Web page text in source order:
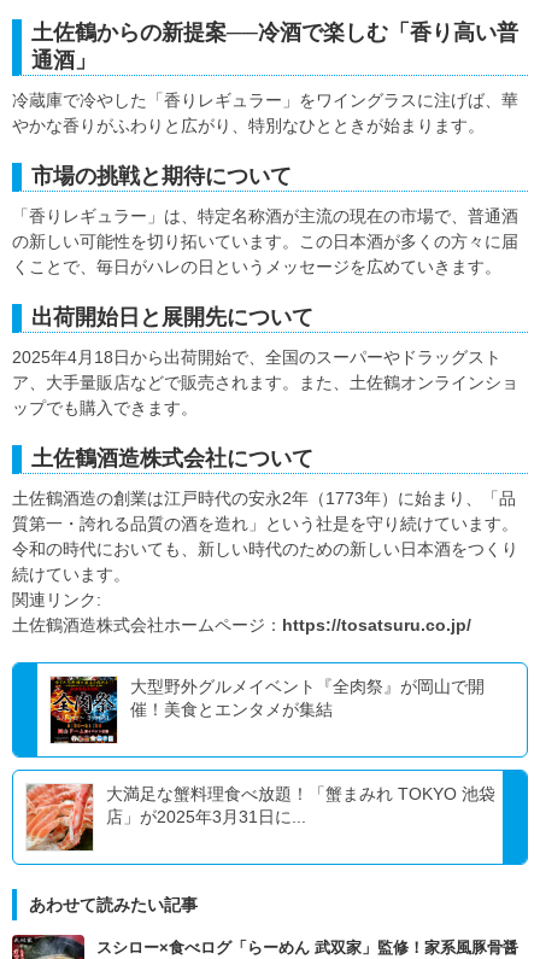
土佐鶴からの新提案──冷酒で楽しむ「香り高い普
通酒」
冷蔵庫で冷やした「香りレギュラー」をワイングラスに注げば、華
やかな香りがふわりと広がり、特別なひとときが始まります。
市場の挑戦と期待について
「香りレギュラー」は、特定名称酒が主流の現在の市場で、普通酒
の新しい可能性を切り拓いています。この日本酒が多くの方々に届
くことで、毎日がハレの日というメッセージを広めていきます。
出荷開始日と展開先について
2025年4月18日から出荷開始で、全国のスーパーやドラッグスト
ア、大手量販店などで販売されます。また、土佐鶴オンラインショ
ップでも購入できます。
土佐鶴酒造株式会社について
土佐鶴酒造の創業は江戸時代の安永2年（1773年）に始まり、「品
質第一・誇れる品質の酒を造れ」という社是を守り続けています。
令和の時代においても、新しい時代のための新しい日本酒をつくり
続けています。
関連リンク:
土佐鶴酒造株式会社ホームページ： https://tosatsuru.co.jp/
大型野外グルメイベント『全肉祭』が岡山で開
催！美食とエンタメが集結
大満足な蟹料理食べ放題！「蟹まみれ TOKYO 池袋
店」が2025年3月31日に...
あわせて読みたい記事
スシロー×食べログ「らーめん 武双家」監修！家系風豚骨醤